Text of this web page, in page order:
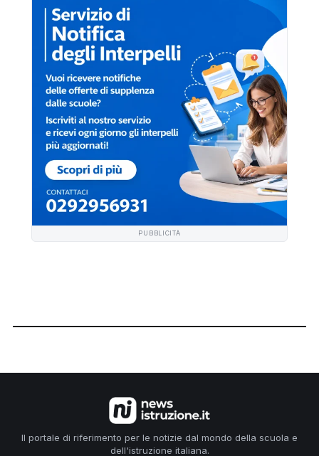
PUBBLICITÀ
Il portale di riferimento per le notizie dal mondo della scuola e
dell'istruzione italiana.